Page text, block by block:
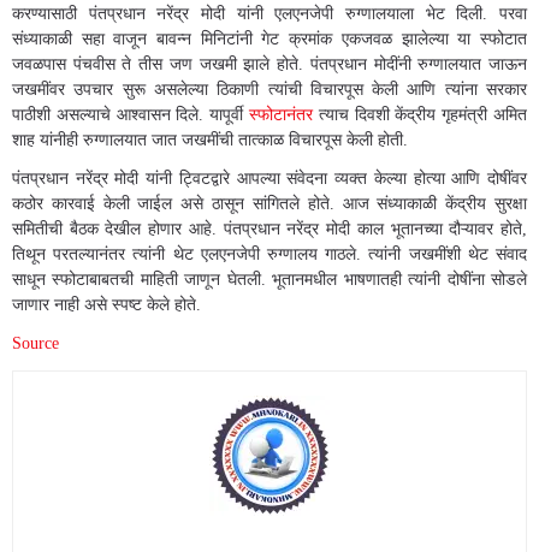
करण्यासाठी पंतप्रधान नरेंद्र मोदी यांनी एलएनजेपी रुग्णालयाला भेट दिली. परवा
संध्याकाळी सहा वाजून बावन्न मिनिटांनी गेट क्रमांक एकजवळ झालेल्या या स्फोटात
जवळपास पंचवीस ते तीस जण जखमी झाले होते. पंतप्रधान मोदींनी रुग्णालयात जाऊन
जखमींवर उपचार सुरू असलेल्या ठिकाणी त्यांची विचारपूस केली आणि त्यांना सरकार
पाठीशी असल्याचे आश्वासन दिले. यापूर्वी स्फोटानंतरत्याच दिवशी केंद्रीय गृहमंत्री अमित
शाह यांनीही रुग्णालयात जात जखमींची तात्काळ विचारपूस केली होती.
पंतप्रधान नरेंद्र मोदी यांनी ट्विटद्वारे आपल्या संवेदना व्यक्त केल्या होत्या आणि दोषींवर
कठोर कारवाई केली जाईल असे ठासून सांगितले होते. आज संध्याकाळी केंद्रीय सुरक्षा
समितीची बैठक देखील होणार आहे. पंतप्रधान नरेंद्र मोदी काल भूतानच्या दौऱ्यावर होते,
तिथून परतल्यानंतर त्यांनी थेट एलएनजेपी रुग्णालय गाठले. त्यांनी जखमींशी थेट संवाद
साधून स्फोटाबाबतची माहिती जाणून घेतली. भूतानमधील भाषणातही त्यांनी दोषींना सोडले
जाणार नाही असे स्पष्ट केले होते.
Source